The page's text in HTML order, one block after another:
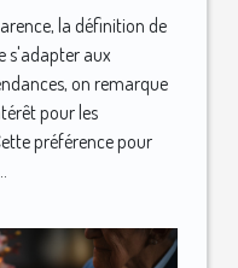
la définition de
s'adapter aux
on remarque
pour les
préférence pour